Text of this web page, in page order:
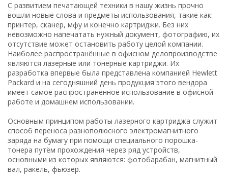
С развитием печатающей техники в нашу жизнь прочно
вошли новые слова и предметы использования, такие как:
принтер, сканер, мфу и конечно картриджи. Без них
невозможно напечатать нужный документ, фотографию, их
отсутствие может остановить работу целой компании.
Наиболее распространённые в офисном делопроизводстве
являются лазерные или тонерные картриджи. Их
разработка впервые была представлена компанией Hewlett
Packard и на сегодняшний день продукция этого вендора
имеет самое распространённое использование в офисной
работе и домашнем использовании.
Основным принципом работы лазерного картриджа служит
способ переноса разнополюсного электромагнитного
заряда на бумагу при помощи специального порошка-
тонера путём прохождения через ряд устройств,
основными из которых являются: фотобарабан, магнитный
вал, ракель, фьюзер.